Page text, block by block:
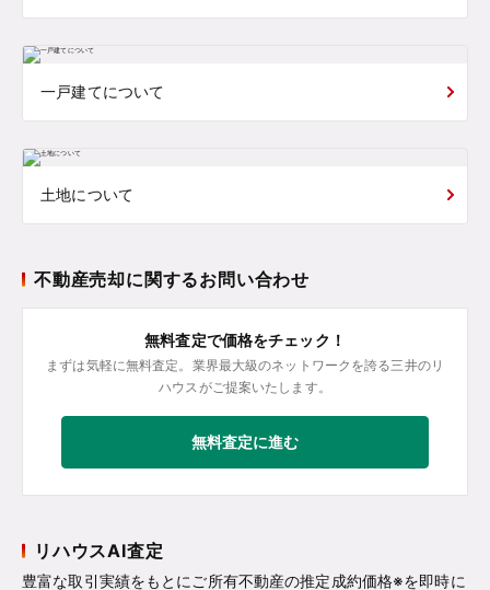
一戸建てについて
土地について
不動産売却に関するお問い合わせ
無料査定で価格をチェック！
まずは気軽に無料査定。業界最大級のネットワークを誇る三井のリ
ハウスがご提案いたします。
無料査定に進む
リハウスAI査定
豊富な取引実績をもとにご所有不動産の推定成約価格※を即時に